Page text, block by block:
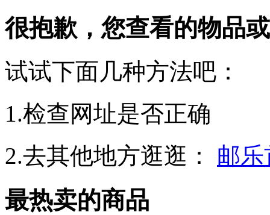
很抱歉，您查看的物品
试试下面几种方法吧：
1.检查网址是否正确
2.去其他地方逛逛：
邮
最热卖的商品